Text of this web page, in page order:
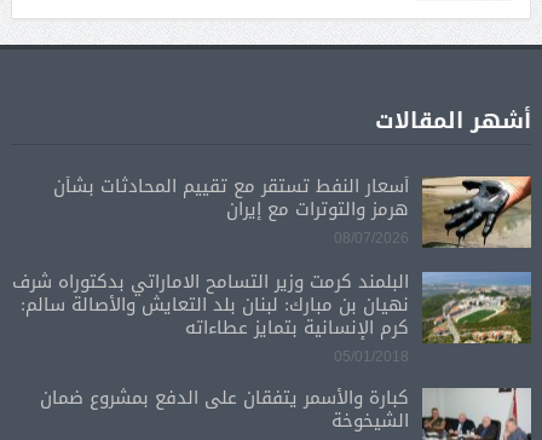
أشهر المقالات
أسعار النفط تستقر مع تقييم المحادثات بشأن
هرمز والتوترات مع إيران
08/07/2026
البلمند كرمت وزير التسامح الاماراتي بدكتوراه شرف
نهيان بن مبارك: لبنان بلد التعايش والأصالة سالم:
كرم الإنسانية بتمايز عطاءاته
05/01/2018
كبارة والأسمر يتفقان على الدفع بمشروع ضمان
الشيخوخة